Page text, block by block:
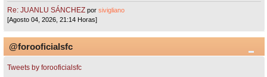
Re: JUANLU SÁNCHEZ porsivigliano
[Agosto 04, 2026, 21:14 Horas]
@forooficialsfc
Tweets by forooficialsfc